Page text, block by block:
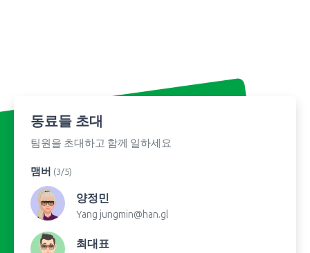
동료들 초대
팀원을 초대하고 함께 일하세요
맴버 (3/5)
양정민
Yang jungmin@han.gl
최대표